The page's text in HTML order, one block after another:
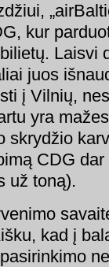
kur
Laisvi
juos
į Vilnių,
yra
skrydžio
CDG
už toną).
kad į